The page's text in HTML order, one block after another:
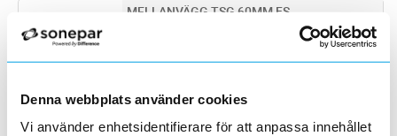
Denna webbplats använder cookies
Vi använder enhetsidentifierare för att anpassa innehållet
undertill som man låser i tvärtråden.
Tillverkade i förgalvanizerad ytbehandling.
M Lägg i kundvagn
MELLANVÄGG TSG 60MM FS
Universal mellanvägg för avskärmning av
Trådstegar.
TELERÄNNA B6/50 2,5M D5 FZS
ArtNr 1149247